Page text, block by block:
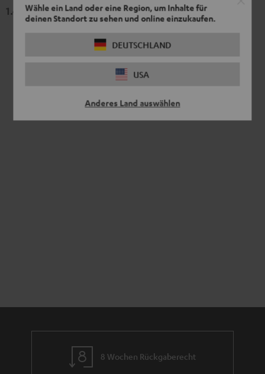
Wähle ein Land oder eine Region, um Inhalte für
deinen Standort zu sehen und online einzukaufen.
DEUTSCHLAND
USA
Anderes Land auswählen
Set"
Schwarz
Set"
Weiß
1.499,99€
8 Wochen Rückgaberecht